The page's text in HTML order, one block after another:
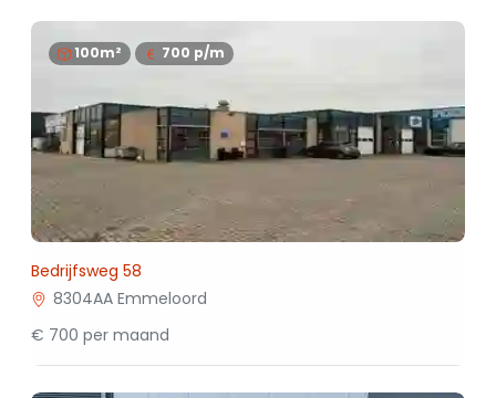
100m² 700 p/m
Bedrijfsweg 58
8304AA Emmeloord
€ 700 per maand